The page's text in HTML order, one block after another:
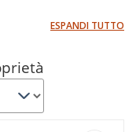
ESPANDI TUTTO